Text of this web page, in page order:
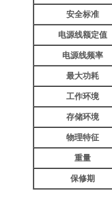
安全标准
电源线额定值
电源线频率
最大功耗
工作环境
存储环境
物理特征
重量
保修期